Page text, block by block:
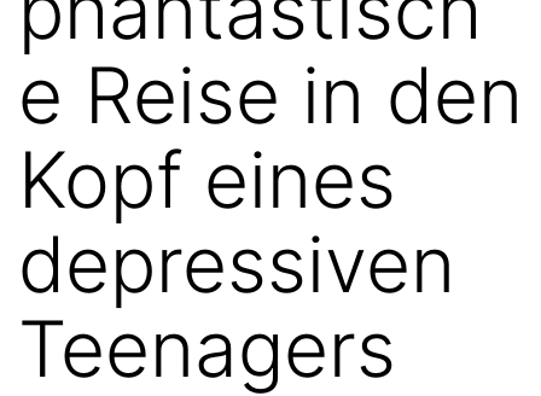
e Reise in den
Kopf eines
depressiven
Teenagers